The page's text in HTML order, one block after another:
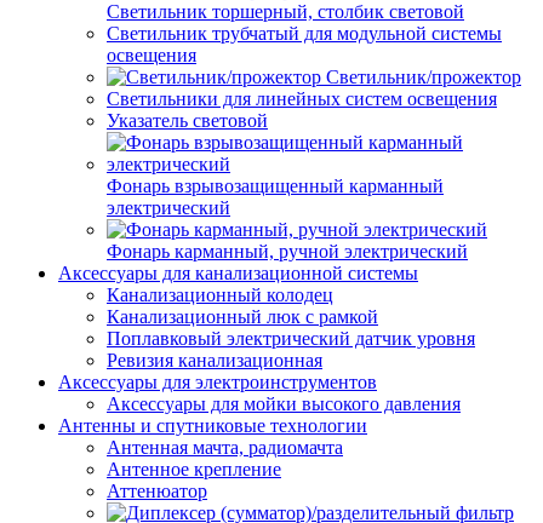
Светильник торшерный, столбик световой
Светильник трубчатый для модульной системы
освещения
Светильник/прожектор
Светильники для линейных систем освещения
Указатель световой
Фонарь взрывозащищенный карманный
электрический
Фонарь карманный, ручной электрический
Аксессуары для канализационной системы
Канализационный колодец
Канализационный люк с рамкой
Поплавковый электрический датчик уровня
Ревизия канализационная
Аксессуары для электроинструментов
Аксессуары для мойки высокого давления
Антенны и спутниковые технологии
Антенная мачта, радиомачта
Антенное крепление
Аттенюатор